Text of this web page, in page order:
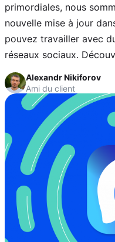
primordiales, nous
nouvelle mise à jour
pouvez travailler avec
réseaux sociaux.
Alexandr Nikiforov
Ami du client